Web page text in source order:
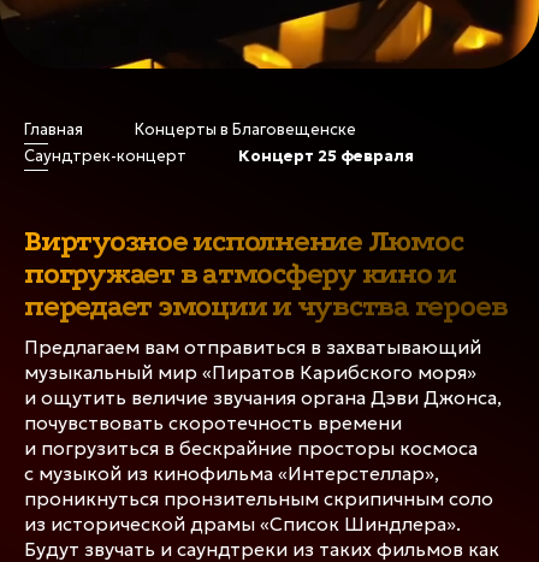
Саундтрек-концерт в
Благовещенске
Музыка в кинематографе не просто сопровождает
фильмы, а создаёт целый мир
ПРОГРАММА
25 февраля
Концерт завершен
Благовещенск, Амурская областная филармония
Главная
Концерты в Благовещенске
Саундтрек-концерт
Концерт 25 февраля
Виртуозное исполнение Люмос
погружает в атмосферу кино и
передает эмоции и чувства героев
Предлагаем вам отправиться в захватывающий
музыкальный мир «‎Пиратов Карибского моря»
и ощутить величие звучания органа Дэви Джонса,
почувствовать скоротечность времени
и погрузиться в бескрайние просторы космоса
с музыкой из кинофильма «Интерстеллар»,
проникнуться пронзительным скрипичным соло
из исторической драмы «Список Шиндлера».
Будут звучать и саундтреки из таких фильмов как